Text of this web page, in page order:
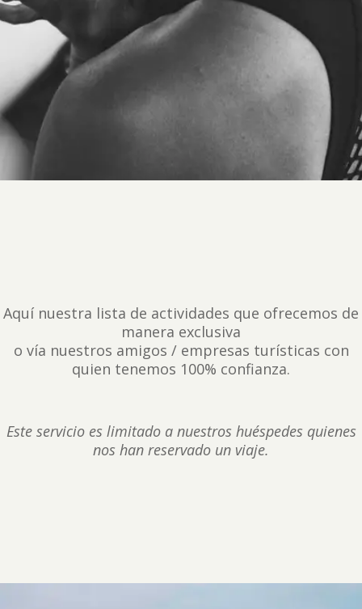
Aquí nuestra lista de actividades que ofrecemos de
manera exclusiva
o vía nuestros amigos / empresas turísticas con
quien tenemos 100% confianza.
Este servicio es limitado a nuestros huéspedes quienes
nos han reservado un viaje.